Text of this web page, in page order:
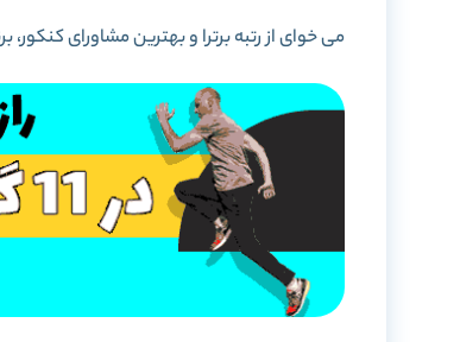
می خوای از رتبه برترا و بهترین مشاورای